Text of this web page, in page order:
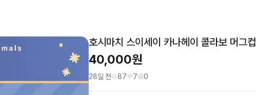
호시마치 스이세이 카나헤이 콜라보 머그컵
40,000원
28일 전 87 7 0